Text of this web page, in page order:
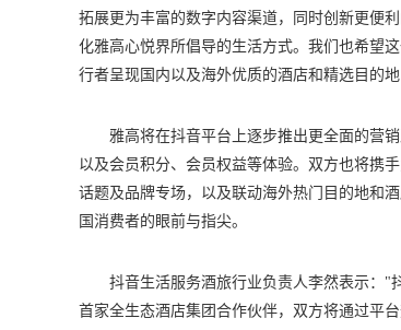
拓展更为丰富的数字内容渠道，同时创新更便
化雅高心悦界所倡导的生活方式。我们也希望
行者呈现国内以及海外优质的酒店和精选目的
雅高将在抖音平台上逐步推出更全面的营
以及会员积分、会员权益等体验。双方也将携
话题及品牌专场，以及联动海外热门目的地和
国消费者的眼前与指尖。
抖音生活服务酒旅行业负责人李然表示："
首家全生态酒店集团合作伙伴，双方将通过平